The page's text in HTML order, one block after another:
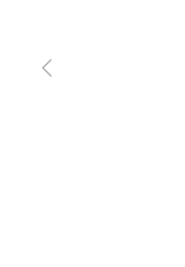
Previous